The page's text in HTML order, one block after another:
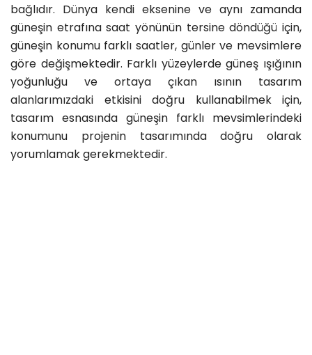
bağlıdır. Dünya kendi eksenine ve aynı zamanda
güneşin etrafına saat yönünün tersine döndüğü için,
güneşin konumu farklı saatler, günler ve mevsimlere
göre değişmektedir. Farklı yüzeylerde güneş ışığının
yoğunluğu ve ortaya çıkan ısının tasarım
alanlarımızdaki etkisini doğru kullanabilmek için,
tasarım esnasında güneşin farklı mevsimlerindeki
konumunu projenin tasarımında doğru olarak
yorumlamak gerekmektedir.